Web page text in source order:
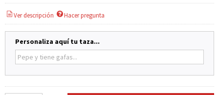
Ver descripción Hacer pregunta
Personaliza aquí tu taza...